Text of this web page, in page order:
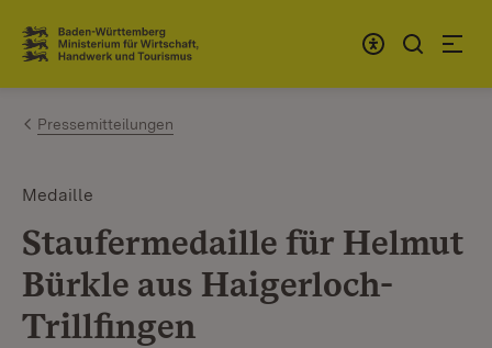
Zum Inhalt springen
Link zur Startseite
Pressemitteilungen
Medaille
Staufermedaille für Helmut
Bürkle aus Haigerloch-
Trillfingen